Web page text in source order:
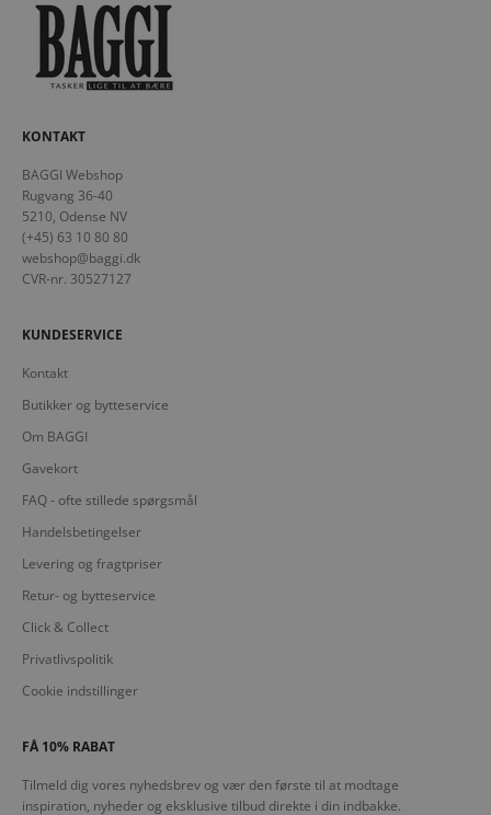
KONTAKT
BAGGI Webshop
Rugvang 36-40
5210, Odense NV
(+45) 63 10 80 80
webshop@baggi.dk
CVR-nr. 30527127
KUNDESERVICE
Kontakt
Butikker og bytteservice
Om BAGGI
Gavekort
FAQ - ofte stillede spørgsmål
Handelsbetingelser
Levering og fragtpriser
Retur- og bytteservice
Click & Collect
Privatlivspolitik
Cookie indstillinger
FÅ 10% RABAT
Tilmeld dig vores nyhedsbrev og vær den første til at modtage
inspiration, nyheder og eksklusive tilbud direkte i din indbakke.